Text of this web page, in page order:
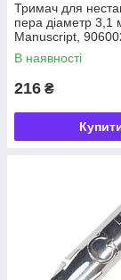
Тримач для
пера діаметр 3,1
Manuscript,
В наявності
216 ₴